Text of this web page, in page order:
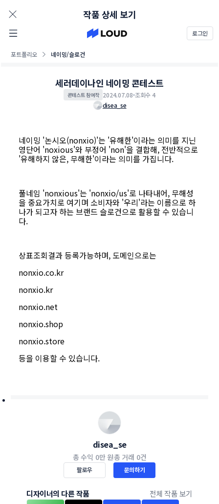
로그인
포트폴리오 네이밍/슬로건
작품 상세 보기
세러데이나인 네이밍 콘테스트
콘테스트 참여작 2024.07.08 조회수 4
disea_se
네이밍 '논시오(nonxio)'는 '유해한'이라는 의미를 지닌
영단어 'noxious'와 부정어 'non'을 결합해, 전반적으로
'유해하지 않은, 무해한'이라는 의미를 가집니다.
풀네임 'nonxious'는 'nonxio/us'로 나타내어, 무해성
을 중요가치로 여기며 소비자와 '우리'라는 이름으로 하
나가 되고자 하는 브랜드 슬로건으로 활용할 수 있습니
다.
상표조회결과 등록가능하며, 도메인으로는
nonxio.co.kr
nonxio.kr
nonxio.net
nonxio.shop
nonxio.store
등을 이용할 수 있습니다.
disea_se
총 수익 0만 원총 거래 0건
팔로우 문의하기
디자이너의 다른 작품 전체 작품 보기